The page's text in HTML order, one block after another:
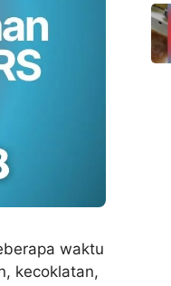
waktu
kecoklatan,